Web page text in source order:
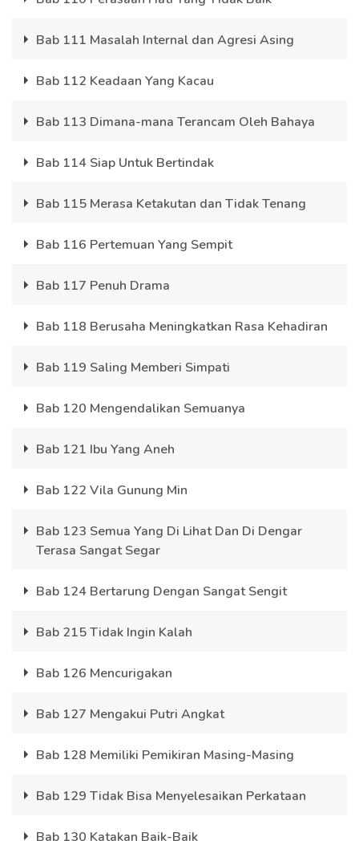
Bab 111 Masalah Internal dan Agresi Asing
Bab 112 Keadaan Yang Kacau
Bab 113 Dimana-mana Terancam Oleh Bahaya
Bab 114 Siap Untuk Bertindak
Bab 115 Merasa Ketakutan dan Tidak Tenang
Bab 116 Pertemuan Yang Sempit
Bab 117 Penuh Drama
Bab 118 Berusaha Meningkatkan Rasa Kehadiran
Bab 119 Saling Memberi Simpati
Bab 120 Mengendalikan Semuanya
Bab 121 Ibu Yang Aneh
Bab 122 Vila Gunung Min
Bab 123 Semua Yang Di Lihat Dan Di Dengar
Terasa Sangat Segar
Bab 124 Bertarung Dengan Sangat Sengit
Bab 215 Tidak Ingin Kalah
Bab 126 Mencurigakan
Bab 127 Mengakui Putri Angkat
Bab 128 Memiliki Pemikiran Masing-Masing
Bab 129 Tidak Bisa Menyelesaikan Perkataan
Bab 130 Katakan Baik-Baik